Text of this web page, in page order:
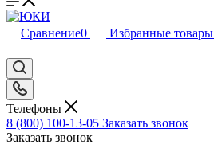
Сравнение0 Избранные товары
Телефоны
8 (800) 100-13-05 Заказать звонок
Заказать звонок